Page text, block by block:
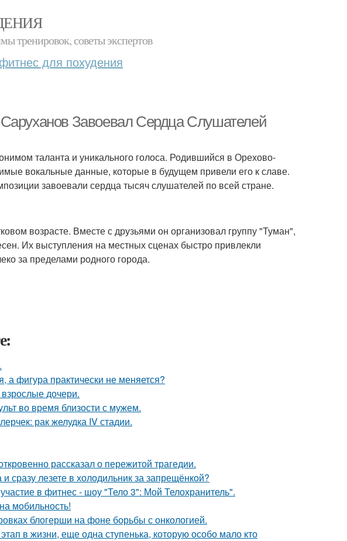
тренировок, советы экспертов
фитнес для похудения
Завоевал Сердца Слушателей
таланта и уникального голоса. Родившийся в Орехово-
вокальные данные, которые в будущем привели его к славе.
завоевали сердца тысяч слушателей по всей стране.
возрасте. Вместе с друзьями он организовал группу "Туман",
Их выступления на местных сценах быстро привлекли
за пределами родного города.
фигура практически не меняется?
дочери.
во время близости с мужем.
рак желудка IV стадии.
рассказал о пережитой трагедии.
сразу лезете в холодильник за запрещёнкой?
в фитнес - шоу "Тело 3": Мой Телохранитель".
мобильность!
блогерши на фоне борьбы с онкологией.
в жизни, еще одна ступенька, которую особо мало кто